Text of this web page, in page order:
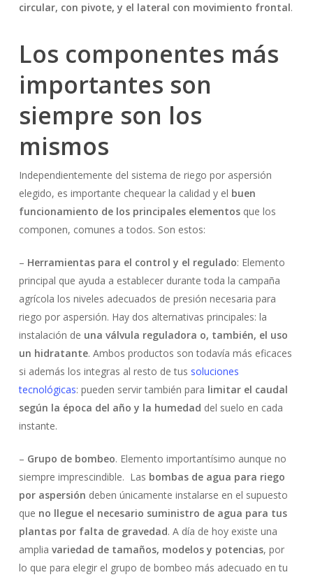
circular, con pivote, y el lateral con movimiento frontal.
Los componentes más
importantes son
siempre son los
mismos
Independientemente del sistema de riego por aspersión
elegido, es importante chequear la calidad y el buen
funcionamiento de los principales elementosque los
componen, comunes a todos. Son estos:
– Herramientas para el control y el regulado: Elemento
principal que ayuda a establecer durante toda la campaña
agrícola los niveles adecuados de presión necesaria para
riego por aspersión. Hay dos alternativas principales: la
instalación de una válvula reguladora o, también, el uso
un hidratante. Ambos productos son todavía más eficaces
si además los integras al resto de tus soluciones
tecnológicas: pueden servir también para limitar el caudal
según la época del año y la humedad del suelo en cada
instante.
– Grupo de bombeo. Elemento importantísimo aunque no
siempre imprescindible. Las bombas de agua para riego
por aspersión deben únicamente instalarse en el supuesto
que no llegue el necesario suministro de agua para tus
plantas por falta de gravedad. A día de hoy existe una
amplia variedad de tamaños, modelos y potencias, por
lo que para elegir el grupo de bombeo más adecuado en tu